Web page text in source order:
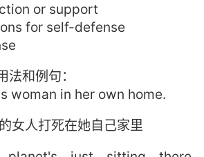
or support
for self-defense
和例句：
woman in her own home.
女人打死在她自己家里